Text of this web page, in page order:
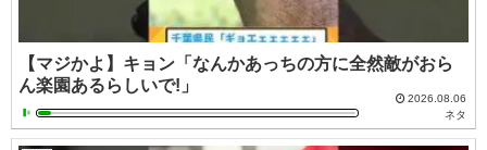
【マジかよ】キョン「なんかあっちの方に全然敵がおら
ん楽園あるらしいで!」
2026.08.06
ネタ